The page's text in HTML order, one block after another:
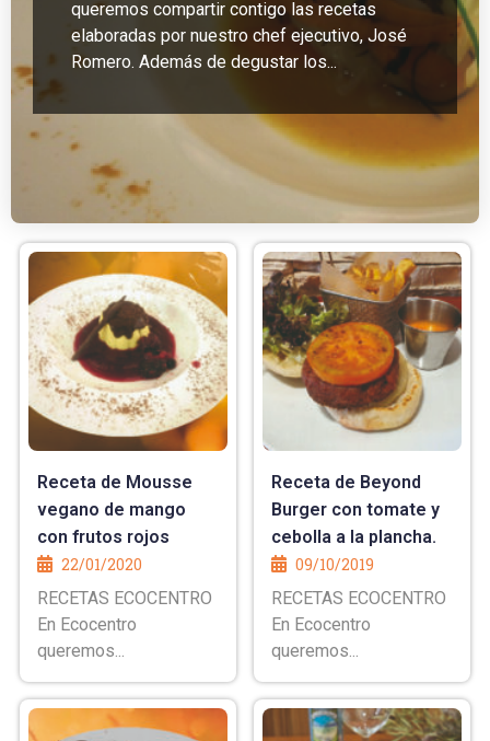
queremos compartir contigo las recetas
elaboradas por nuestro chef ejecutivo, José
Romero. Además de degustar los...
Receta de Mousse
vegano de mango
con frutos rojos
22/01/2020
RECETAS ECOCENTRO
En Ecocentro
queremos...
Receta de Beyond
Burger con tomate y
cebolla a la plancha.
09/10/2019
RECETAS ECOCENTRO
En Ecocentro
queremos...